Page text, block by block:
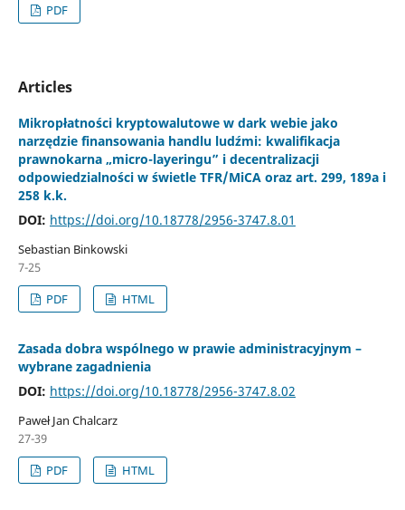
PDF
Articles
Mikropłatności kryptowalutowe w dark webie jako
narzędzie finansowania handlu ludźmi: kwalifikacja
prawnokarna „micro-layeringu” i decentralizacji
odpowiedzialności w świetle TFR/MiCA oraz art. 299, 189a i
258 k.k.
DOI: https://doi.org/10.18778/2956-3747.8.01
Sebastian Binkowski
7-25
PDF
HTML
Zasada dobra wspólnego w prawie administracyjnym –
wybrane zagadnienia
DOI: https://doi.org/10.18778/2956-3747.8.02
Paweł Jan Chalcarz
27-39
PDF
HTML